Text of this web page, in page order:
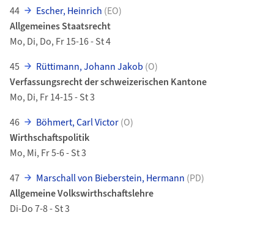
44
Escher, Heinrich (EO)
Allgemeines Staatsrecht
Mo, Di, Do, Fr 15-16 - St 4
45
Rüttimann, Johann Jakob (O)
Verfassungsrecht der schweizerischen Kantone
Mo, Di, Fr 14-15 - St 3
46
Böhmert, Carl Victor(O)
Wirthschaftspolitik
Mo, Mi, Fr 5-6 - St 3
47
Marschall von Bieberstein, Hermann (PD)
Allgemeine Volkswirthschaftslehre
Di-Do 7-8 - St 3